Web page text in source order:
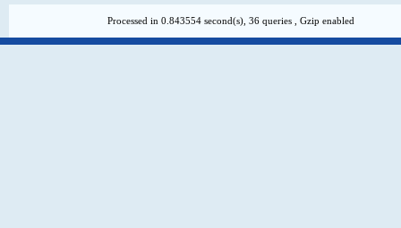
Processed in 0.843554 second(s), 36 queries , Gzip enabled